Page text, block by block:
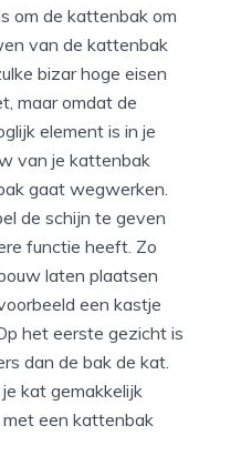
om de kattenbak om
van de kattenbak
bizar hoge eisen
maar omdat de
element is in je
van je kattenbak
gaat wegwerken.
de schijn te geven
functie heeft. Zo
laten plaatsen
een kastje
het eerste gezicht is
dan de bak de kat.
kat gemakkelijk
een kattenbak